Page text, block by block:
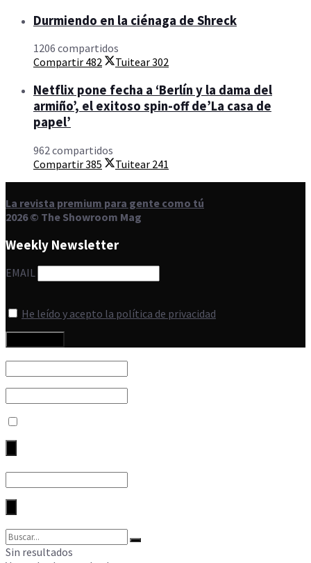
Durmiendo en la ciénaga de Shreck
1206 compartidos
Compartir 482 Tuitear302
Netflix pone fecha a ‘Berlín y la dama del
armiño’, el exitoso spin-off de’La casa de
papel’
962 compartidos
Compartir385 Tuitear 241
La revista premium para gente como tú
2026 © The Showroom Mag
Weekly Newsletter
EMAIL
He leído y acepto la política de privacidad
Sin resultados